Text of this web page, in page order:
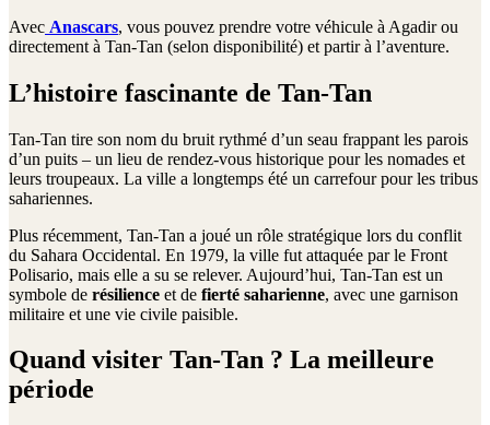
Avec Anascars, vous pouvez prendre votre véhicule à Agadir ou
directement à Tan-Tan (selon disponibilité) et partir à l’aventure.
L’histoire fascinante de Tan-Tan
Tan-Tan tire son nom du bruit rythmé d’un seau frappant les parois
d’un puits – un lieu de rendez-vous historique pour les nomades et
leurs troupeaux. La ville a longtemps été un carrefour pour les tribus
sahariennes.
Plus récemment, Tan-Tan a joué un rôle stratégique lors du conflit
du Sahara Occidental. En 1979, la ville fut attaquée par le Front
Polisario, mais elle a su se relever. Aujourd’hui, Tan-Tan est un
symbole de résilience et de fierté saharienne, avec une garnison
militaire et une vie civile paisible.
Quand visiter Tan-Tan ? La meilleure
période